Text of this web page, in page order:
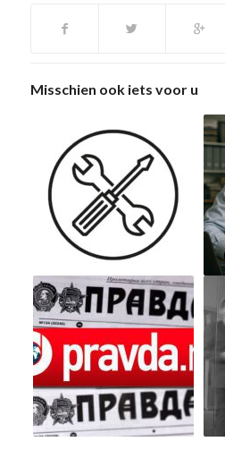
Misschien ook iets voor u